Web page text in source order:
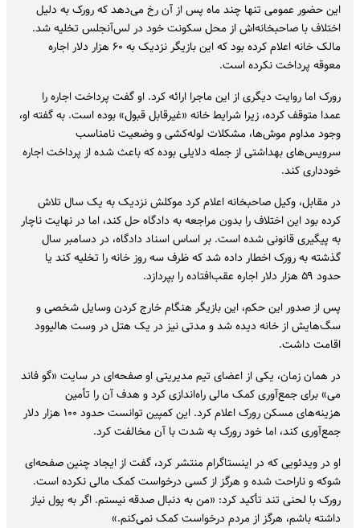
این حضور عمومی تنها چند ماه پس از آن رخ می‌دهد که رورک به دلیل
اختلاف با صاحبخانه‌اش از محل سکونت خود در لس‌آنجلس تخلیه شد.
مالک خانه اعلام کرده بود که این بازیگر نزدیک به ۶۰ هزار دلار اجاره
معوقه پرداخت نکرده است.
رورک اما روایت دیگری از این ماجرا ارائه کرد. او گفت پرداخت اجاره را
عمدا متوقف کرده، زیرا شرایط خانه «غیرقابل قبول» بوده است. به گفته او،
وجود مداوم موش‌ها، مشکلات لوله‌کشی و وضعیت نامناسب
سرویس‌های بهداشتی از جمله دلایلی بوده که باعث شده از پرداخت اجاره
خودداری کند.
در مقابل، وکیل صاحبخانه اعلام کرد موکلش نزدیک به یک سال تلاش
کرده بود این اختلاف را بدون مراجعه به دادگاه حل کند، اما در نهایت ناچار
به پیگیری قانونی شده است. بر اساس اسناد دادگاه، در دسامبر سال
گذشته به رورک اخطار داده شد که ظرف سه روز خانه را تخلیه کند یا
حدود ۵۹ هزار دلار اجاره عقب‌افتاده را بپردازد.
پس از صدور این حکم، این بازیگر هنگام خارج کردن وسایل شخصی و
سگ‌هایش از خانه دیده شد و مدتی نیز در یک هتل در وست هالیوود
اقامت داشت.
در همان زمان، یکی از اعضای تیم مدیریتی او صفحه‌ای در سایت «گو فاند
می» برای جمع‌آوری کمک مالی راه‌اندازی کرد و هدف آن را تأمین
هزینه‌های مسکن رورک اعلام کرد. این کمپین توانست حدود ۱۰۰ هزار دلار
جمع‌آوری کند، اما خود رورک به شدت با آن مخالفت کرد.
او در ویدئویی که در اینستاگرام منتشر کرد، گفت از ایجاد چنین صفحه‌ای
شوکه و ناراحت شده و هرگز از کسی درخواست کمک مالی نکرده است.
رورک با لحنی تند تأکید کرد: «من به دنبال صدقه نیستم. اگر به پول نیاز
داشته باشم، هرگز از مردم درخواست کمک نمی‌کنم.»